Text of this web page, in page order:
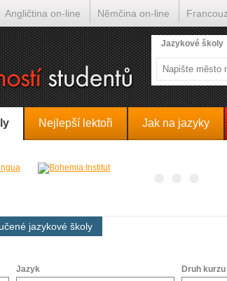
Nejlepší lektoři Jak na jazyky
jazykové školy
Jazyk Druh kurzu
Jazykové školy
Angličtina on-line Němčina on-line